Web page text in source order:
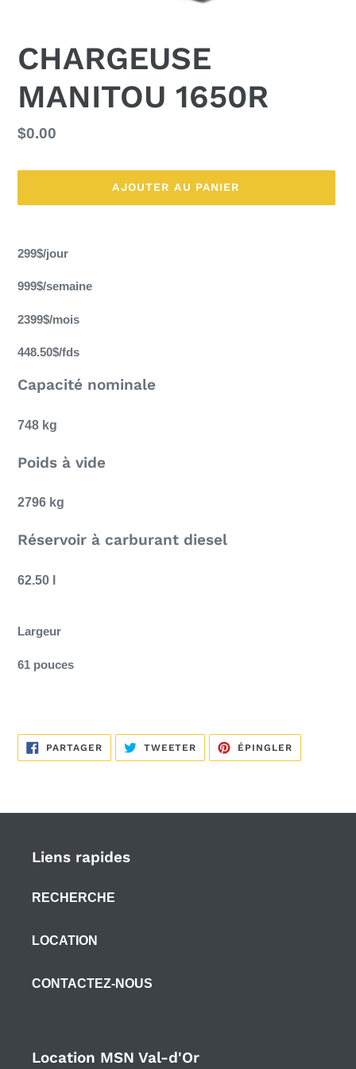
CHARGEUSE
MANITOU 1650R
Prix
$0.00
AJOUTER AU PANIER
d'un
produit
à
panier
299$/jour
999$/semaine
2399$/mois
448.50$/fds
Capacité nominale
748 kg
Poids à vide
2796 kg
Réservoir à carburant diesel
62.50 l
Largeur
61 pouces
PARTAGERPARTAGER
FACEBOOK
TWEETER TWEETER
TWITTER
ÉPINGLER
PINTEREST
Liens rapides
RECHERCHE
LOCATION
CONTACTEZ-NOUS
Location MSN Val-d'Or